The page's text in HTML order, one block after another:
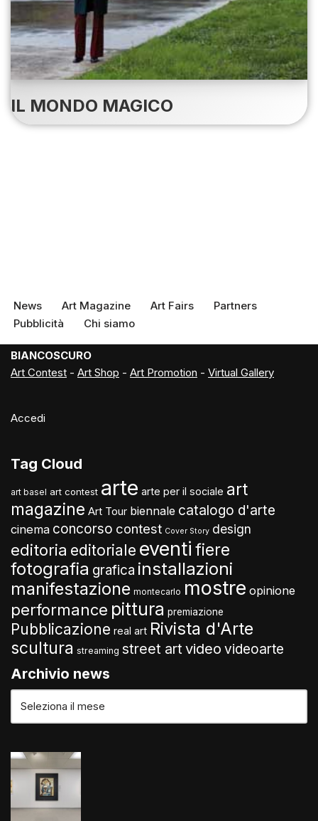
IL MONDO MAGICO
News Art Magazine Art Fairs
Partners
Pubblicità
Chi siamo
BIANCOSCURO
Art Contest - Art Shop - Art Promotion - Virtual Gallery
Accedi
Tag Cloud
art basel art contest arte arte per il sociale art
magazine Art Tour biennale catalogo d'arte
cinema concorso contest Cover Story design
editoria editoriale eventi fiere
fotografia grafica installazioni
manifestazione montecarlo mostre opinione
performance pittura premiazione
Pubblicazione real art Rivista d'Arte
scultura streaming street art video videoarte
Archivio news